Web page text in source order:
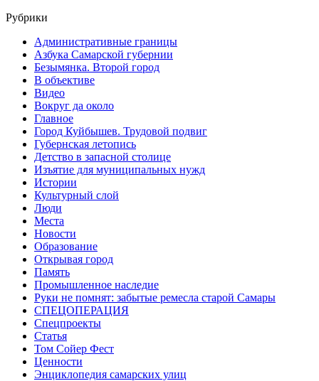
Рубрики
Административные границы
Азбука Самарской губернии
Безымянка. Второй город
В объективе
Видео
Вокруг да около
Главное
Город Куйбышев. Трудовой подвиг
Губернская летопись
Детство в запасной столице
Изъятие для муниципальных нужд
Истории
Культурный слой
Люди
Места
Новости
Образование
Открывая город
Память
Промышленное наследие
Руки не помнят: забытые ремесла старой Самары
СПЕЦОПЕРАЦИЯ
Спецпроекты
Статья
Том Сойер Фест
Ценности
Энциклопедия самарских улиц